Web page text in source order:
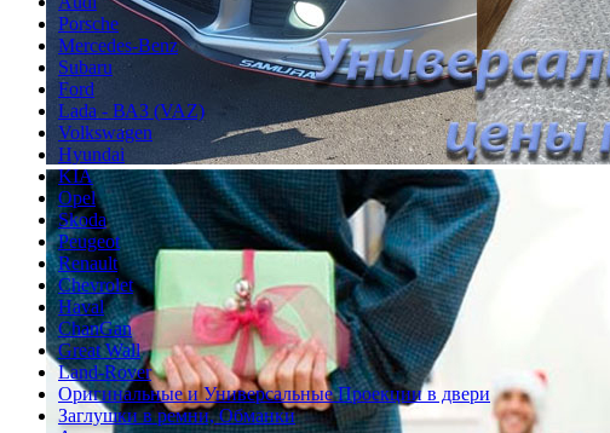
Porsche
Mercedes-Benz
Subaru
Ford
Lada - ВАЗ (VAZ)
Volkswagen
Hyundai
KIA
Opel
Skoda
Peugeot
Renault
Chevrolet
Haval
ChanGan
Great Wall
Land-Rover
Оригинальные и Универсальные Проекции в двери
Заглушки в ремни, Обманки